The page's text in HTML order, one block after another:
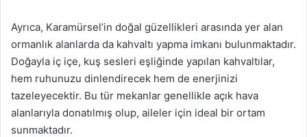
Ayrıca, Karamürsel’in doğal güzellikleri arasında yer alan
ormanlık alanlarda da kahvaltı yapma imkanı bulunmaktadır.
Doğayla iç içe, kuş sesleri eşliğinde yapılan kahvaltılar,
hem ruhunuzu dinlendirecek hem de enerjinizi
tazeleyecektir. Bu tür mekanlar genellikle açık hava
alanlarıyla donatılmış olup, aileler için ideal bir ortam
sunmaktadır.